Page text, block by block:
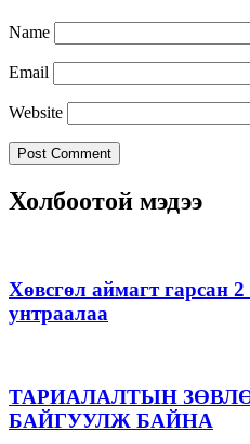
Name
Email
Website
Холбоотой мэдээ
Хөвсгөл аймагт гарсан
унтраалаа
ТАРИАЛАЛТЫН
БАЙГУУЛЖ БАЙНА